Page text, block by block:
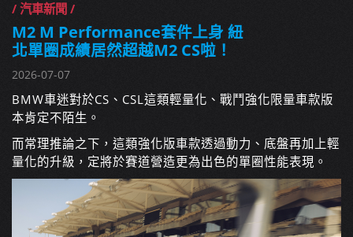
/ 汽車新聞 /
M2 M Performance套件上身 紐
北單圈成績居然超越M2 CS啦！
2026-07-07
BMW車迷對於CS、CSL這類輕量化、戰鬥強化限量車款版
本肯定不陌生。
而常理推論之下，這類強化版車款透過動力、底盤再加上輕
量化的升級，定將於賽道營造更為出色的單圈性能表現。